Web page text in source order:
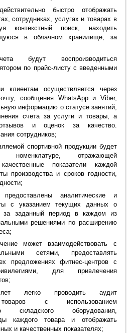
быстро отображать
сотрудниках, услугах и товарах в
контекстный поиск, находить
в облачном хранилище, за
будут воспроизводиться
по прайс-листу с введенными
клиентам осуществляется через
сообщения WhatsApp и Viber,
информацию о статусе занятий,
счета за услуги и товары, а
и оценок за качество.
сотрудников;
спортивной продукции будет
номенклатуре, отражающей
показатели каждой
производства и сроков годности,
аналитические и
с указанием текущих данных о
за заданный период в каждом из
решениями по расширению
может взаимодействовать с
сетями, предоставлять
предложениях фитнес-центров с
для привлечения
легко проводить аудит
товаров с использованием
складского оборудования,
каждого товара и отображать
и качественных показателях;